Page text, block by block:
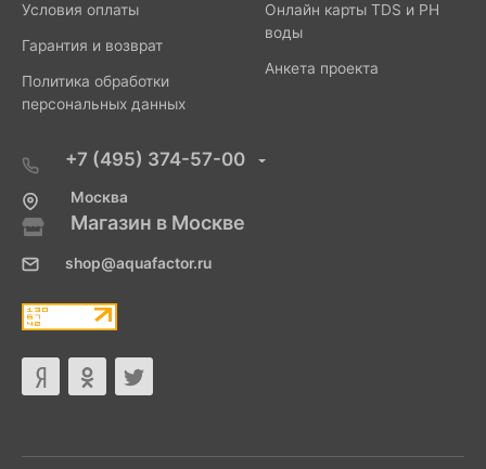
Условия оплаты
Гарантия и возврат
Политика обработки
персональных данных
Онлайн карты TDS и PH
воды
Анкета проекта
+7 (495) 374-57-00
Москва
Магазин в Москве
shop@aquafactor.ru